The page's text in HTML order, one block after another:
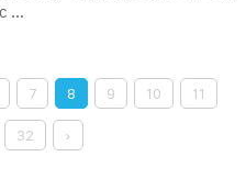
...
7 8 9 10 11
32 ›